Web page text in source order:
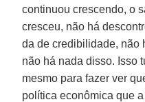
continuou crescendo, o
cresceu, não há
da de credibilidade, não
não há nada disso. Isso
mesmo para fazer ver
po­lítica econômica que